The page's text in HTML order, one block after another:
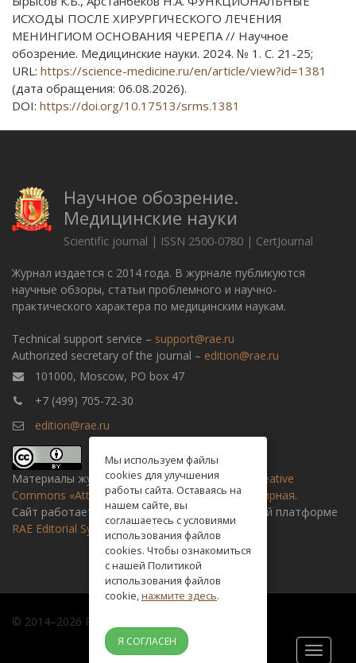
ИСХОДЫ ПОСЛЕ ХИРУРГИЧЕСКОГО ЛЕЧЕНИЯ
МЕНИНГИОМ ОСНОВАНИЯ ЧЕРЕПА // Научное
обозрение. Медицинские науки. 2024. № 1. С. 21-25;
URL: https://science-medicine.ru/en/article/view?id=1381
(дата обращения: 06.08.2026).
DOI: https://doi.org/10.17513/srms.1381
Научное обозрение.
Медицинские науки
Scientific journal | ISSN 2500-0780 | CertJournal
Журнал издается с 2014 года. В журнале публикуются
научные обзоры, статьи проблемного и научно-
практического характера по медицинским наукам.
Technical support service – support@rae.ru
Authorized secretary of the journal – edition@rae.ru
101000, Moscow, PO box 47
+7 (499) 705-72-30
edition@rae.ru
Материалы журнала доступны полицензии Creative
Commons «Attribution» («Атрибуция») 4.0 Всемирная.
Сайт работает на универсальной издательской платформе
RAE Editorial System
© 2014–2026 Russian academy of natural history
Toggle
Мы используем файлы
cookies для улучшения
работы сайта. Оставаясь на
нашем сайте, вы
соглашаетесь с условиями
использования файлов
cookies. Чтобы ознакомиться
с нашей Политикой
использования файлов
cookie,нажмите здесь.
Я СОГЛАСЕН